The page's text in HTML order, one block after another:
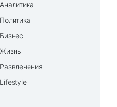
Аналитика
Политика
Бизнес
Жизнь
Развлечения
Lifestyle